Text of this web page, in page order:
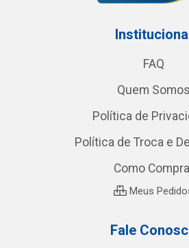
FAQ
Quem Somos
Política de
Política de Troca e
Como
Meus
Fale